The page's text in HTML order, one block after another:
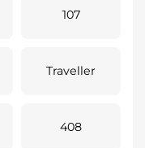
107
Traveller
408